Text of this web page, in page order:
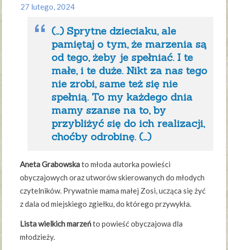
27 lutego, 2024
(…) Sprytne dzieciaku, ale
pamiętaj o tym, że marzenia są
od tego, żeby je spełniać. I te
małe, i te duże. Nikt za nas tego
nie zrobi, same też się nie
spełnią. To my każdego dnia
mamy szanse na to, by
przybliżyć się do ich realizacji,
choćby odrobinę. (…)
Aneta Grabowskato młoda autorka powieści
obyczajowych oraz utworów skierowanych do młodych
czytelników. Prywatnie mama małej Zosi, ucząca się żyć
z dala od miejskiego zgiełku, do którego przywykła.
Lista wielkich marzeńto powieść obyczajowa dla
młodzieży.